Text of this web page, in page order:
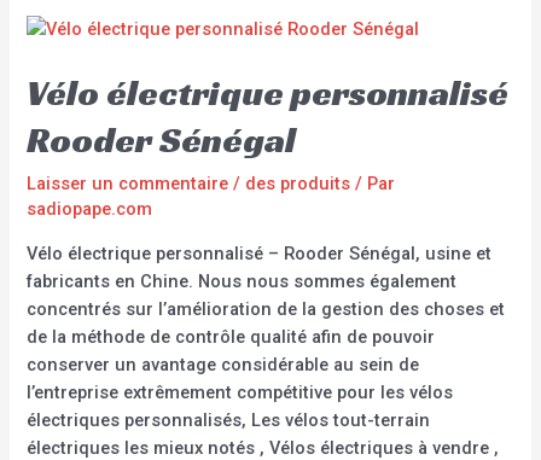
Vélo électrique personnalisé
Rooder Sénégal
Laisser un commentaire / des produits / Par
sadiopape.com
Vélo électrique personnalisé – Rooder Sénégal, usine et
fabricants en Chine. Nous nous sommes également
concentrés sur l’amélioration de la gestion des choses et
de la méthode de contrôle qualité afin de pouvoir
conserver un avantage considérable au sein de
l’entreprise extrêmement compétitive pour les vélos
électriques personnalisés, Les vélos tout-terrain
électriques les mieux notés , Vélos électriques à vendre ,